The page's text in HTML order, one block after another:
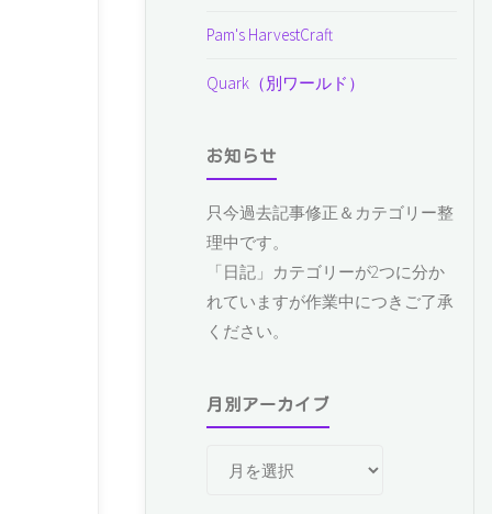
Pam's HarvestCraft
Quark（別ワールド）
お知らせ
只今過去記事修正＆カテゴリー整
理中です。
「日記」カテゴリーが2つに分か
れていますが作業中につきご了承
ください。
月別アーカイブ